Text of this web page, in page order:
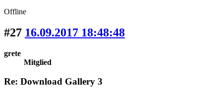
Offline
#27 16.09.2017 18:48:48
grete
Mitglied
Re: Download Gallery 3